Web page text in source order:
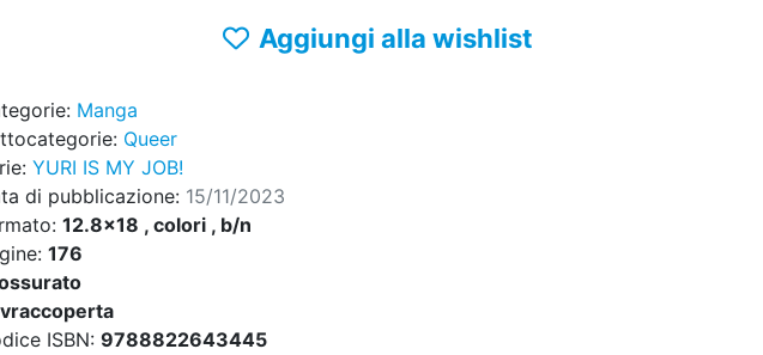
Aggiungi alla wishlist
Manga
Queer
YURI IS MY JOB!
di pubblicazione: 15/11/2023
12.8x18 , colori , b/n
176
ISBN: 9788822643445